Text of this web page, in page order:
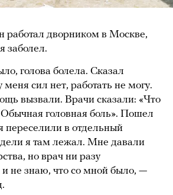
работал дворником в Москве,
заболел.
голова болела. Сказал
меня сил нет, работать не могу.
вызвали. Врачи сказали: «Что
головная боль». Пошел
переселили в отдельный
я там лежал. Мне давали
но врач ни разу
и не знаю, что со мной было, —